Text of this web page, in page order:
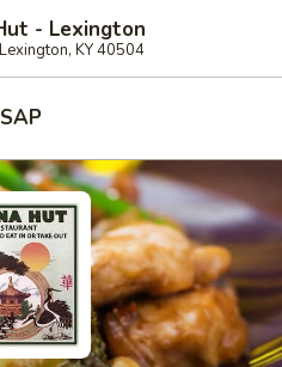
- Lexington
KY 40504